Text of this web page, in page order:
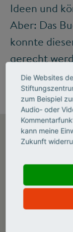
Ideen und
Aber: Das
konnte
gerecht
gingen leer
Die Websites
zum Beispiel
Audio- oder
kann meine
Zukunft